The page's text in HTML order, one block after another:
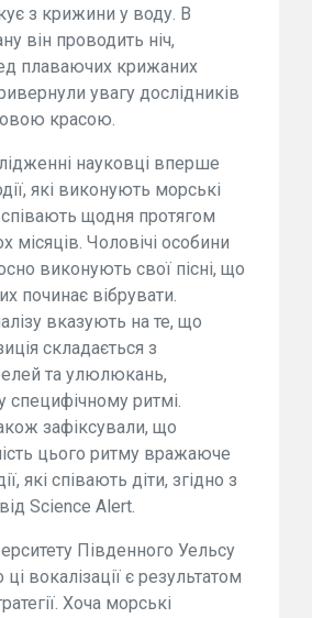
з крижини у воду. В
він проводить ніч,
плаваючих крижаних
увагу дослідників
красою.
науковці вперше
які виконують морські
щодня протягом
місяців. Чоловічі особини
виконують свої пісні, що
починає вібрувати.
вказують на те, що
складається з
та улюлюкань,
специфічному ритмі.
зафіксували, що
цього ритму вражаюче
які співають діти, згідно з
Science Alert.
Південного Уельсу
вокалізації є результатом
Хоча морські